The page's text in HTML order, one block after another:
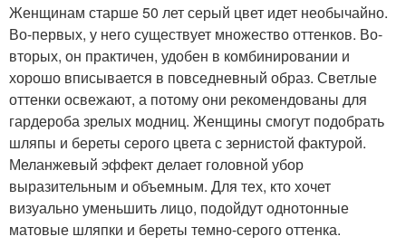
Женщинам старше 50 лет серый цвет идет необычайно.
Во-первых, у него существует множество оттенков. Во-
вторых, он практичен, удобен в комбинировании и
хорошо вписывается в повседневный образ. Светлые
оттенки освежают, а потому они рекомендованы для
гардероба зрелых модниц. Женщины смогут подобрать
шляпы и береты серого цвета с зернистой фактурой.
Меланжевый эффект делает головной убор
выразительным и объемным. Для тех, кто хочет
визуально уменьшить лицо, подойдут однотонные
матовые шляпки и береты темно-серого оттенка.